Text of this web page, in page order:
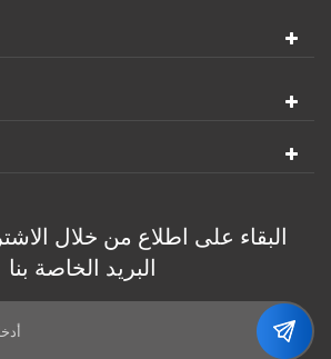
البقاء على اطلاع من خلال
البريد الخاصة بنا